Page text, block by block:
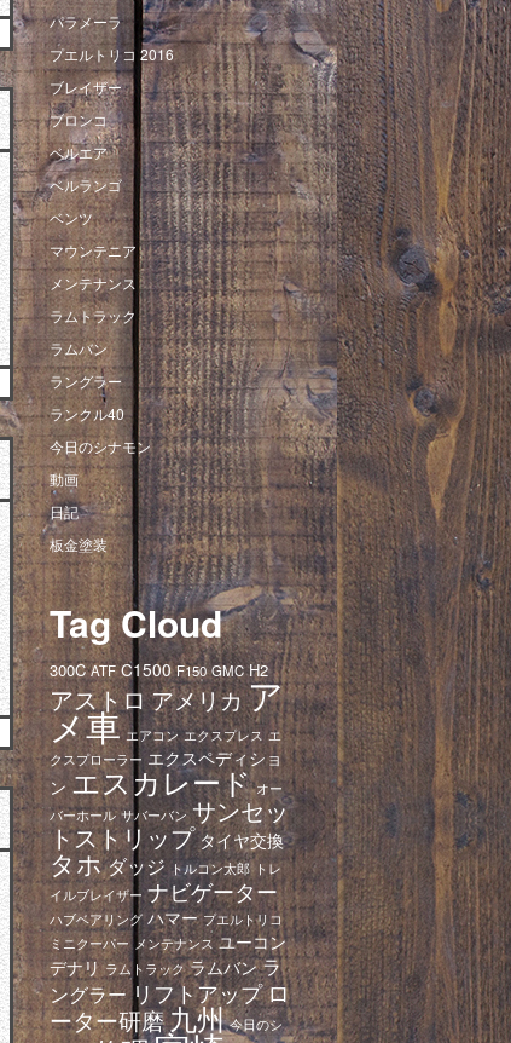
パラメーラ
プエルトリコ 2016
ブレイザー
ブロンコ
ベルエア
ベルランゴ
ベンツ
マウンテニア
メンテナンス
ラムトラック
ラムバン
ラングラー
ランクル40
今日のシナモン
動画
日記
板金塗装
Tag Cloud
300C ATF C1500 F150 GMC H2
アストロアメリカア
メ車 エアコン エクスプレス エ
クスプローラー エクスペディショ
ン エスカレード オー
バーホール サバーバン サンセッ
トストリップ タイヤ交換
タホダッジ トルコン太郎 トレ
イルブレイザー ナビゲーター
ハブベアリング ハマー プエルトリコ
ミニクーパー メンテナンス ユーコン
デナリ ラムトラック ラムバン ラ
ングラー リフトアップロ
ーター研磨九州 今日のシ